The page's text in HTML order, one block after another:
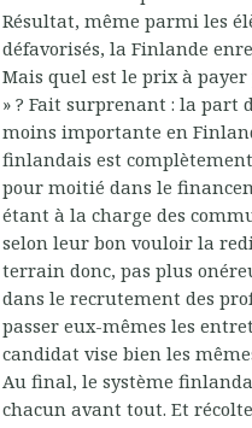
Résultat, même parmi les
défavorisés, la Finlande
Mais quel est le prix à
» ? Fait surprenant : la part
moins importante en
finlandais est
pour moitié dans le
étant à la charge des
selon leur bon vouloir la
terrain donc, pas plus
dans le recrutement des
passer eux-mêmes les
candidat vise bien les
Au final, le système
chacun avant tout. Et